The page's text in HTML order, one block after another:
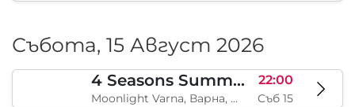
Събота, 15 Август 2026
4 Seasons Summer Edition
Moonlight Varna, Варна, BG
22:00
Съб 15